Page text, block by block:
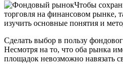
Чтобы
торговля на финансовом рынке,
изучить основные понятия и
Сделать выбор в пользу
Несмотря на то, что оба рынка
площадок невозможно навязать